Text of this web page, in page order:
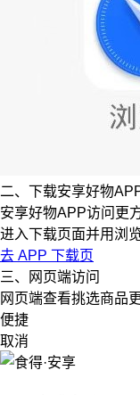
二、下载安享好物
安享好物APP访问更
进入下载页面并用浏
去 APP 下载页
三、网页端访问
网页端查看挑选商品
便捷
取消